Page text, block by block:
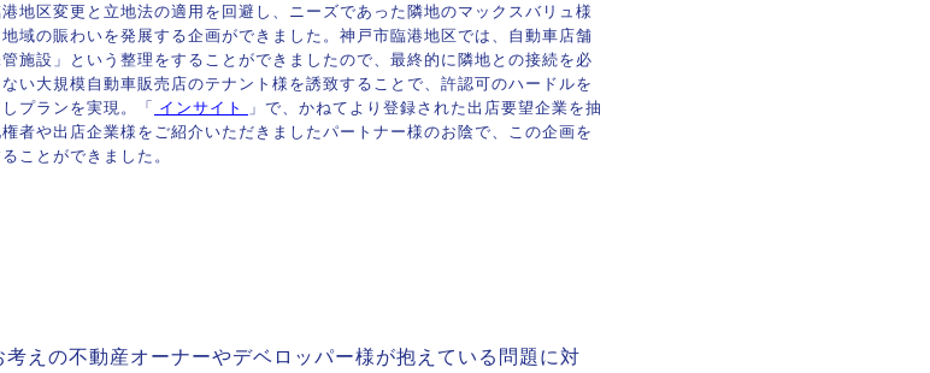
港地区変更と立地法の適用を回避し、ニーズであった隣地のマックスバリュ様
地域の賑わいを発展する企画ができました。神戸市臨港地区では、自動車店舗
施設」という整理をすることができましたので、最終的に隣地との接続を必
い大規模自動車販売店のテナント様を誘致することで、許認可のハードルを
プランを実現。「 インサイト
」で、かねてより登録された出店要望企業を抽
者や出店企業様をご紹介いただきましたパートナー様のお陰で、この企画を
ことができました。
えの不動産オーナーやデベロッパー様が抱えている問題に対